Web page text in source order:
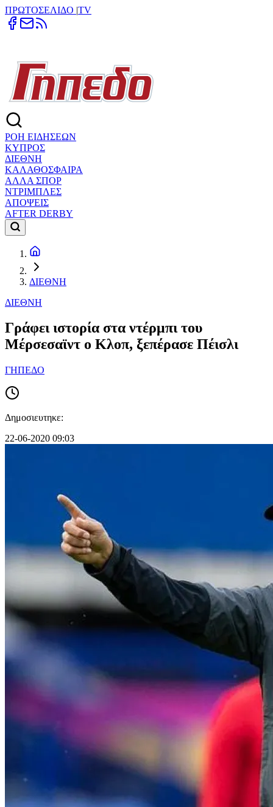
ΠΡΩΤΟΣΕΛΙΔΟ |TV
ΡΟΗ ΕΙΔΗΣΕΩΝ
ΚΥΠΡΟΣ
ΔΙΕΘΝΗ
ΚΑΛΑΘΟΣΦΑΙΡΑ
ΑΛΛΑ ΣΠΟΡ
ΝΤΡΙΜΠΛΕΣ
ΑΠΟΨΕΙΣ
AFTER DERBY
ΔΙΕΘΝΗ
ΔΙΕΘΝΗ
Γράφει ιστορία στα ντέρμπι του
Μέρσεσαϊντ ο Κλοπ, ξεπέρασε Πέισλι
ΓΗΠΕΔΟ
Δημοσιευτηκε:
22-06-2020 09:03